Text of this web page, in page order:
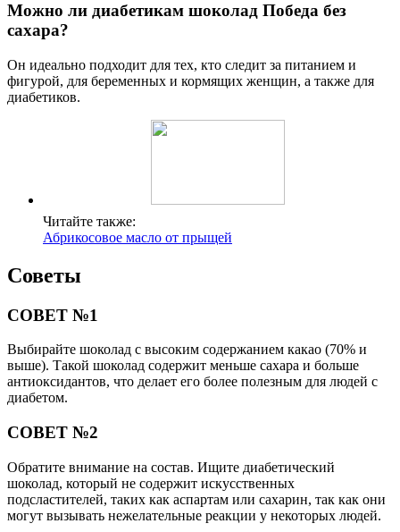
Можно ли диабетикам шоколад Победа без
сахара?
Он идеально подходит для тех, кто следит за питанием и
фигурой, для беременных и кормящих женщин, а также для
диабетиков.
Читайте также:
Абрикосовое масло от прыщей
Советы
СОВЕТ №1
Выбирайте шоколад с высоким содержанием какао (70% и
выше). Такой шоколад содержит меньше сахара и больше
антиоксидантов, что делает его более полезным для людей с
диабетом.
СОВЕТ №2
Обратите внимание на состав. Ищите диабетический
шоколад, который не содержит искусственных
подсластителей, таких как аспартам или сахарин, так как они
могут вызывать нежелательные реакции у некоторых людей.